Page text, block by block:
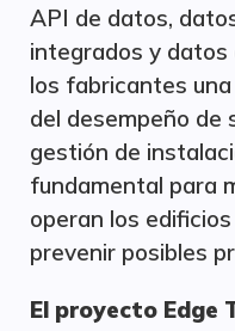
API de datos,
integrados y
los fabricantes
del desempeño de
gestión de
fundamental para
operan los
prevenir posibles
El proyecto Edge